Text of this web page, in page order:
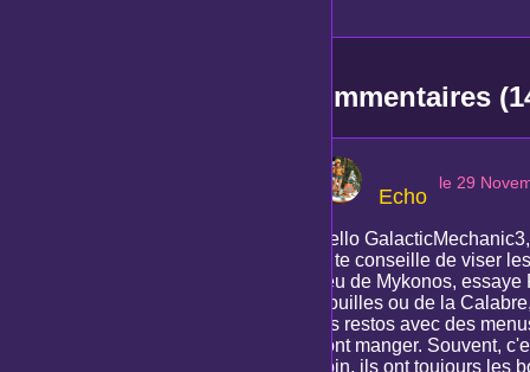
Commentaires
Echo
le 29
Hello
je te conseille de viser
lieu de Mykonos,
Pouilles ou de la
les restos avec des
vont manger. Souvent,
coin, ils ont toujours les